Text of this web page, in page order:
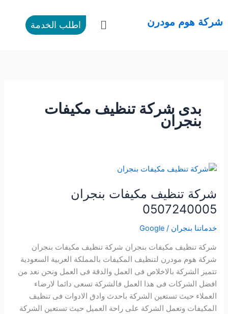
شركة هوم مودرن القائمة اطلب الخدمة
بدى شركة تنظيف مكيفات
بنجران
شركة تنظيف مكيفات بنجران
0507240005
خدماتنا بنجران/
Google
شركة تنظيف مكيفات بنجران شركة تنظيف مكيفات بنجران
شركة هوم مودرن لتنظيف المكيفات بالمملكة العربية السعودية
تتميز الشركة بالاخلاص فى العمل والدقة فى العمل ونحن نعد من
افضل الشركات فى هذا العمل فالشركة تسعى دائما لارضاء
العملاء حيث تستعين الشركة باحدث وادق الادوات فى تنظيف
المكيفات وتعمل الشركة على راحة العميل حيث تستعين الشركة
شركة
مكيفات
بنجران
0507240005